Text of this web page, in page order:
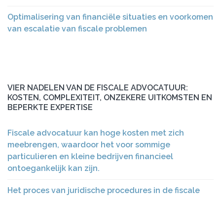
Optimalisering van financiële situaties en voorkomen
van escalatie van fiscale problemen
VIER NADELEN VAN DE FISCALE ADVOCATUUR:
KOSTEN, COMPLEXITEIT, ONZEKERE UITKOMSTEN EN
BEPERKTE EXPERTISE
Fiscale advocatuur kan hoge kosten met zich
meebrengen, waardoor het voor sommige
particulieren en kleine bedrijven financieel
ontoegankelijk kan zijn.
Het proces van juridische procedures in de fiscale